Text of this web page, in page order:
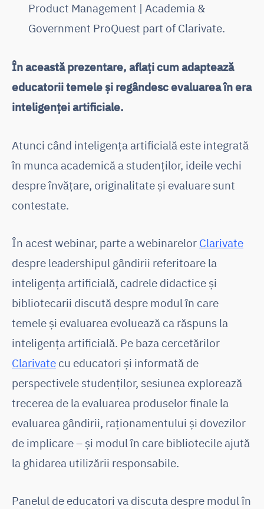
Product Management | Academia &
Government ProQuest part of Clarivate.
În această prezentare, aflați cum adaptează
educatorii temele și regândesc evaluarea în era
inteligenței artificiale.
Atunci când inteligența artificială este integrată
în munca academică a studenților, ideile vechi
despre învățare, originalitate și evaluare sunt
contestate.
În acest webinar, parte a webinarelor Clarivate
despre leadershipul gândirii referitoare la
inteligența artificială, cadrele didactice și
bibliotecarii discută despre modul în care
temele și evaluarea evoluează ca răspuns la
inteligența artificială. Pe baza cercetărilor
Clarivate cu educatori și informată de
perspectivele studenților, sesiunea explorează
trecerea de la evaluarea produselor finale la
evaluarea gândirii, raționamentului și dovezilor
de implicare – și modul în care bibliotecile ajută
la ghidarea utilizării responsabile.
Panelul de educatori va discuta despre modul în